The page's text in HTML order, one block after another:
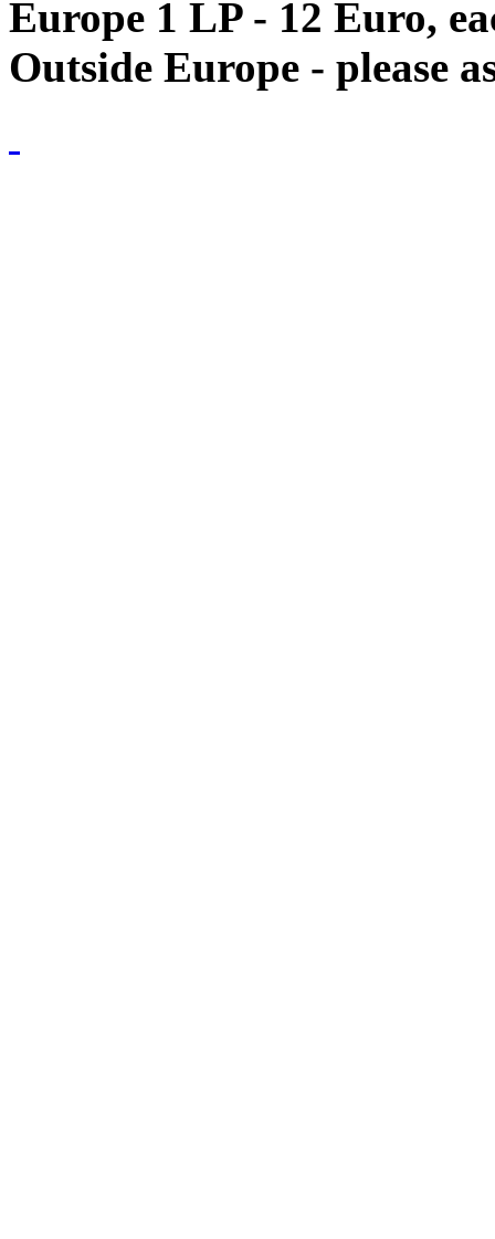
Europe 1 LP - 12 Euro,
Outside Europe - please